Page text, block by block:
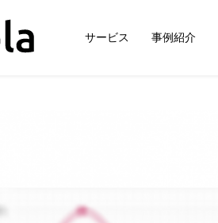
サービス 事例紹介